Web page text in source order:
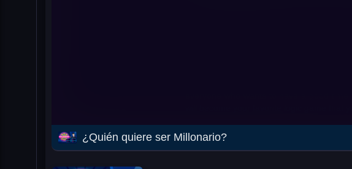
¿Quién quiere ser Millonario?